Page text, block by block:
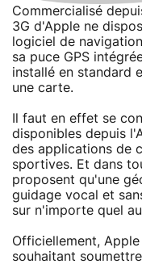
Commercialisé
3G d'Apple ne
logiciel de
sa puce GPS
installé en standard
une carte.
Il faut en effet se
disponibles depuis
des applications de
sportives. Et dans
proposent qu'une
guidage vocal et
sur n'importe quel
Officiellement,
souhaitant